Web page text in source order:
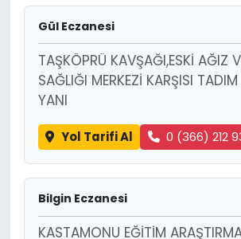
Gül Eczanesi
TAŞKÖPRÜ KAVŞAĞI,ESKİ AĞIZ
SAĞLIĞI MERKEZİ KARŞISI
YANI
Yol Tarifi Al 0 (366) 212
Bilgin Eczanesi
KASTAMONU EĞİTİM